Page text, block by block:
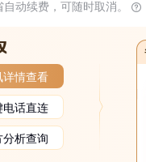
动续费，可随时取消。
详情查看
电话直连
分析查询